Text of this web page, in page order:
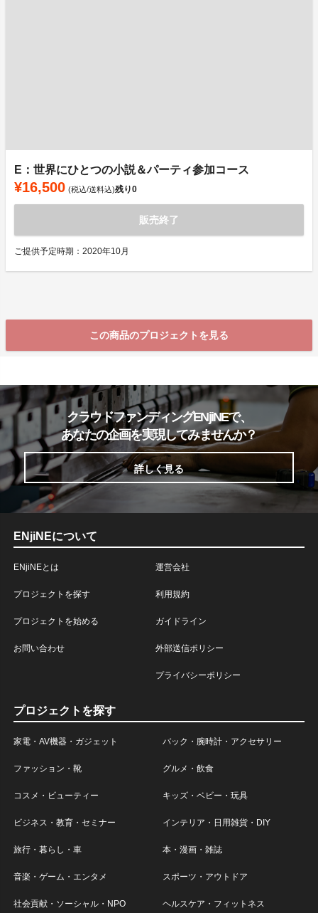
E：世界にひとつの小説＆パーティ参加コース
¥16,500 (税込/送料込)残り0
販売終了
ご提供予定時期：2020年10月
この商品のプロジェクトを見る
クラウドファンディングENjiNEで、
あなたの企画を実現してみませんか？
詳しく見る
ENjiNEについて
ENjiNEとは
プロジェクトを探す
プロジェクトを始める
お問い合わせ
運営会社
利用規約
ガイドライン
外部送信ポリシー
プライバシーポリシー
プロジェクトを探す
家電・AV機器・ガジェット バック・腕時計・アクセサリー
ファッション・靴 グルメ・飲食
コスメ・ビューティー キッズ・ベビー・玩具
ビジネス・教育・セミナー インテリア・日用雑貨・DIY
旅行・暮らし・車 本・漫画・雑誌
音楽・ゲーム・エンタメ スポーツ・アウトドア
社会貢献・ソーシャル・NPO ヘルスケア・フィットネス